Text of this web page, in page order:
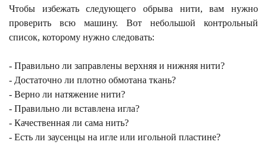
Чтобы избежать следующего обрыва нити, вам нужно
проверить всю машину. Вот небольшой контрольный
список, которому нужно следовать:
- Правильно ли заправлены верхняя и нижняя нити?
- Достаточно ли плотно обмотана ткань?
- Верно ли натяжение нити?
- Правильно ли вставлена игла?
- Качественная ли сама нить?
- Есть ли заусенцы на игле или игольной пластине?